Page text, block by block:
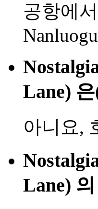
공항에
Lane)
아니요,
Lane)